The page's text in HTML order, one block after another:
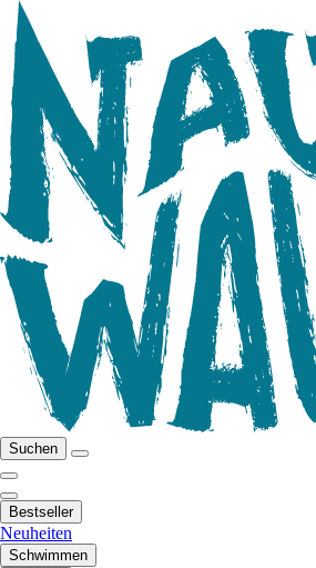
Suchen
Bestseller
Neuheiten
Schwimmen